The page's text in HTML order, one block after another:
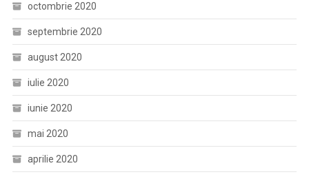
octombrie 2020
septembrie 2020
august 2020
iulie 2020
iunie 2020
mai 2020
aprilie 2020